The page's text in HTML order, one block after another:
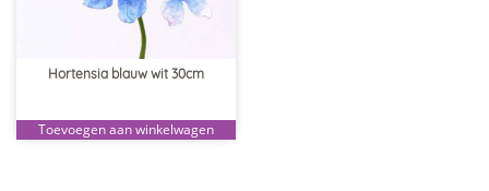
Hortensia blauw wit 30cm
Toevoegen aan winkelwagen